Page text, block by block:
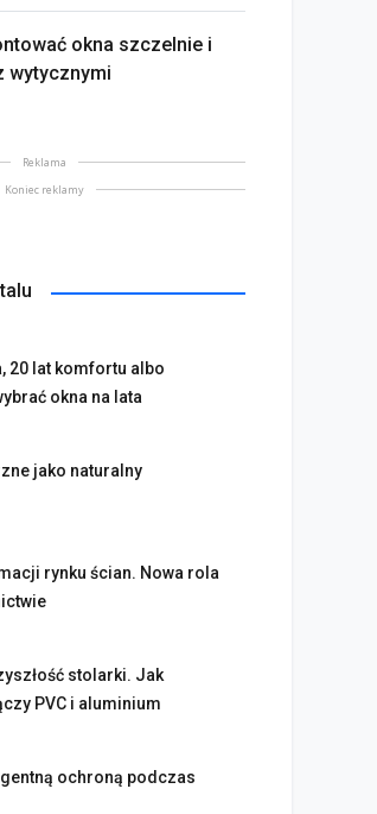
okna szczelnie i
wytycznymi
Reklama
Koniec reklamy
20 lat komfortu albo
okna na lata
jako naturalny
rynku ścian. Nowa rola
stolarki. Jak
PVC i aluminium
ochroną podczas